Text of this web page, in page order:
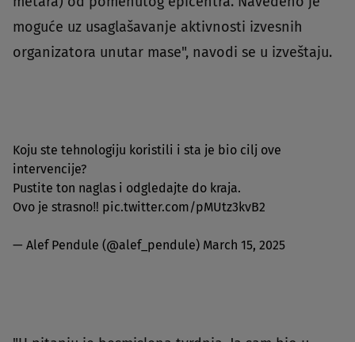
moguće uz usaglašavanje aktivnosti izvesnih
organizatora unutar mase", navodi se u izveštaju.
Koju ste tehnologiju koristili i sta je bio cilj ove
intervencije?
Pustite ton naglas i odgledajte do kraja.
Ovo je strasno‼️ pic.twitter.com/pMUtz3kvB2
— Alef Pendule (@alef_pendule) March 15, 2025